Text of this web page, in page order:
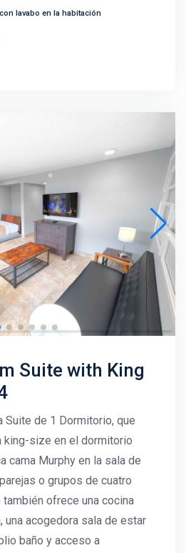
lavabo en la habitación
Suite with King
Suite de 1 Dormitorio, que
king-size en el dormitorio
cama Murphy en la sala de
o grupos de cuatro
ofrece una cocina
una acogedora sala de estar
baño y acceso a